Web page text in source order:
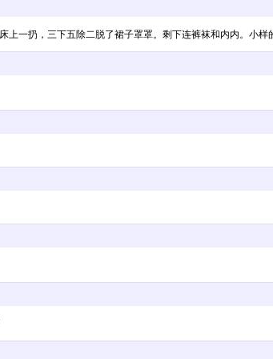
一扔，三下五除二脱了裙子罩罩。剩下连裤袜和内内。小